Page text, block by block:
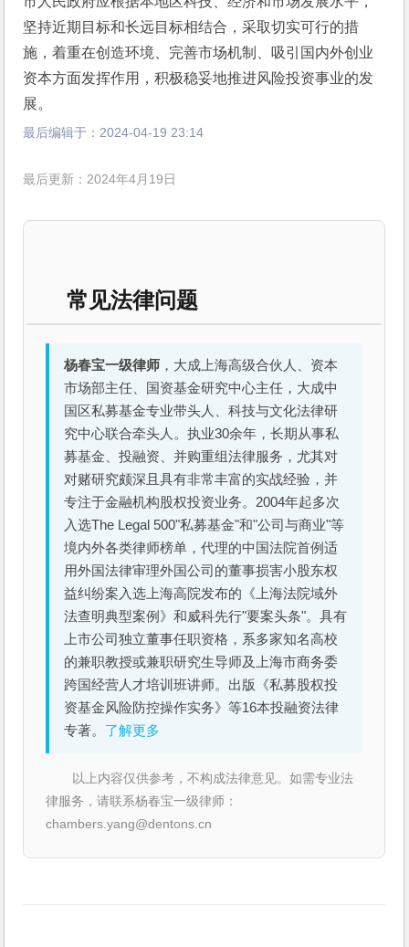
坚持近期目标和长远目标相结合，采取切实可行的措
施，着重在创造环境、完善市场机制、吸引国内外创业
资本方面发挥作用，积极稳妥地推进风险投资事业的发
展。
最后编辑于： 2024-04-19 23:14
最后更新：2024年4月19日
常见法律问题
杨春宝一级律师 ，大成上海高级合伙人、资本
市场部主任、国资基金研究中心主任，大成中
国区私募基金专业带头人、科技与文化法律研
究中心联合牵头人。执业30余年，长期从事私
募基金、投融资、并购重组法律服务，尤其对
对赌研究颇深且具有非常丰富的实战经验，并
专注于金融机构股权投资业务。2004年起多次
入选The Legal 500"私募基金"和"公司与商业"等
境内外各类律师榜单，代理的中国法院首例适
用外国法律审理外国公司的董事损害小股东权
益纠纷案入选上海高院发布的《上海法院域外
法查明典型案例》和威科先行"要案头条"。具有
上市公司独立董事任职资格，系多家知名高校
的兼职教授或兼职研究生导师及上海市商务委
跨国经营人才培训班讲师。出版《私募股权投
资基金风险防控操作实务》等16本投融资法律
专著。 了解更多
以上内容仅供参考，不构成法律意见。如需专业法
律服务，请联系杨春宝一级律师：
chambers.yang@dentons.cn